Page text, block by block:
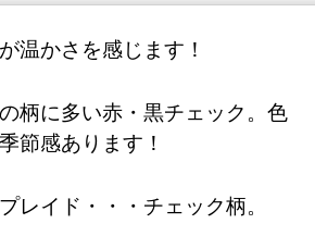
温かさを感じます！
柄に多い赤・黒チェック。色
節感あります！
レイド・・・チェック柄。